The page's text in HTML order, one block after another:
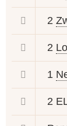
2
2
1
2